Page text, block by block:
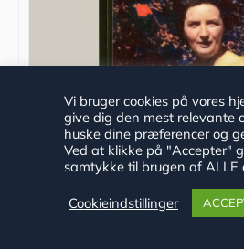
Vi bruger cookies på vores
give dig den mest relevante
huske dine præferencer og
Ved at klikke på "Accepter"
samtykke til brugen af ALLE
Cookieindstillinger